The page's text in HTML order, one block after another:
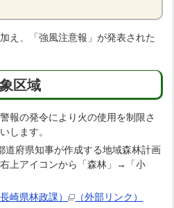
え、「強風注意報」が発表された
区域
報の発令により火の使用を制限さ
します。
道府県知事が作成する地域森林計画
上アイコンから「森林」→「小
崎県林政課）
（外部リンク）